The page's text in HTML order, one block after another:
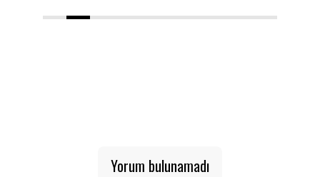
1 2 3 4 5 6 7 8 9 10
Yorum bulunamadı